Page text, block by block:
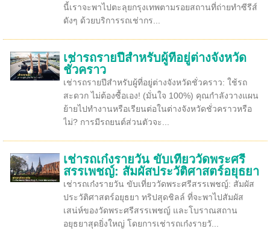
นี้เราจะพาไปตะลุยกรุงเทพตามรอยสถานที่ถ่ายทำซีรีส์
ดังๆ ด้วยบริการรถเช่ากร...
เช่ารถรายปีสำหรับผู้ที่อยู่ต่างจังหวัด
ชั่วคราว
เช่ารถรายปีสำหรับผู้ที่อยู่ต่างจังหวัดชั่วคราว: ใช้รถ
สะดวก ไม่ต้องซื้อเอง! (มั่นใจ 100%) คุณกำลังวางแผน
ย้ายไปทำงานหรือเรียนต่อในต่างจังหวัดชั่วคราวหรือ
ไม่? การมีรถยนต์ส่วนตัวจะ...
เช่ารถเก๋งรายวัน ขับเที่ยววัดพระศรี
สรรเพชญ์: สัมผัสประวัติศาสตร์อยุธยา
เช่ารถเก๋งรายวัน ขับเที่ยววัดพระศรีสรรเพชญ์: สัมผัส
ประวัติศาสตร์อยุธยา ทริปสุดชิลล์ ที่จะพาไปสัมผัส
เสน่ห์ของวัดพระศรีสรรเพชญ์ และโบราณสถาน
อยุธยาสุดยิ่งใหญ่ โดยการเช่ารถเก๋งรายวั...